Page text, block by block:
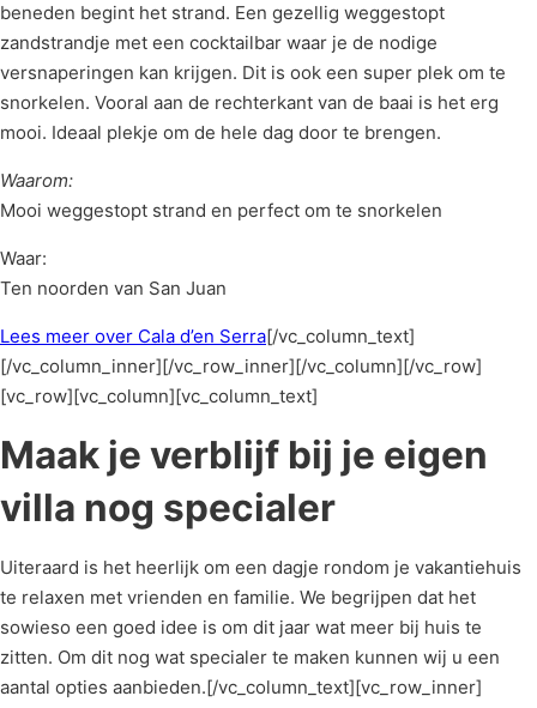
beneden begint het strand. Een gezellig weggestopt
zandstrandje met een cocktailbar waar je de nodige
versnaperingen kan krijgen. Dit is ook een super plek om te
snorkelen. Vooral aan de rechterkant van de baai is het erg
mooi. Ideaal plekje om de hele dag door te brengen.
Waarom:
Mooi weggestopt strand en perfect om te snorkelen
Waar:
Ten noorden van San Juan
Lees meer over Cala d’en Serra[/vc_column_text]
[/vc_column_inner][/vc_row_inner][/vc_column][/vc_row]
[vc_row][vc_column][vc_column_text]
Maak je verblijf bij je eigen
villa nog specialer
Uiteraard is het heerlijk om een dagje rondom je vakantiehuis
te relaxen met vrienden en familie. We begrijpen dat het
sowieso een goed idee is om dit jaar wat meer bij huis te
zitten. Om dit nog wat specialer te maken kunnen wij u een
aantal opties aanbieden.[/vc_column_text][vc_row_inner]